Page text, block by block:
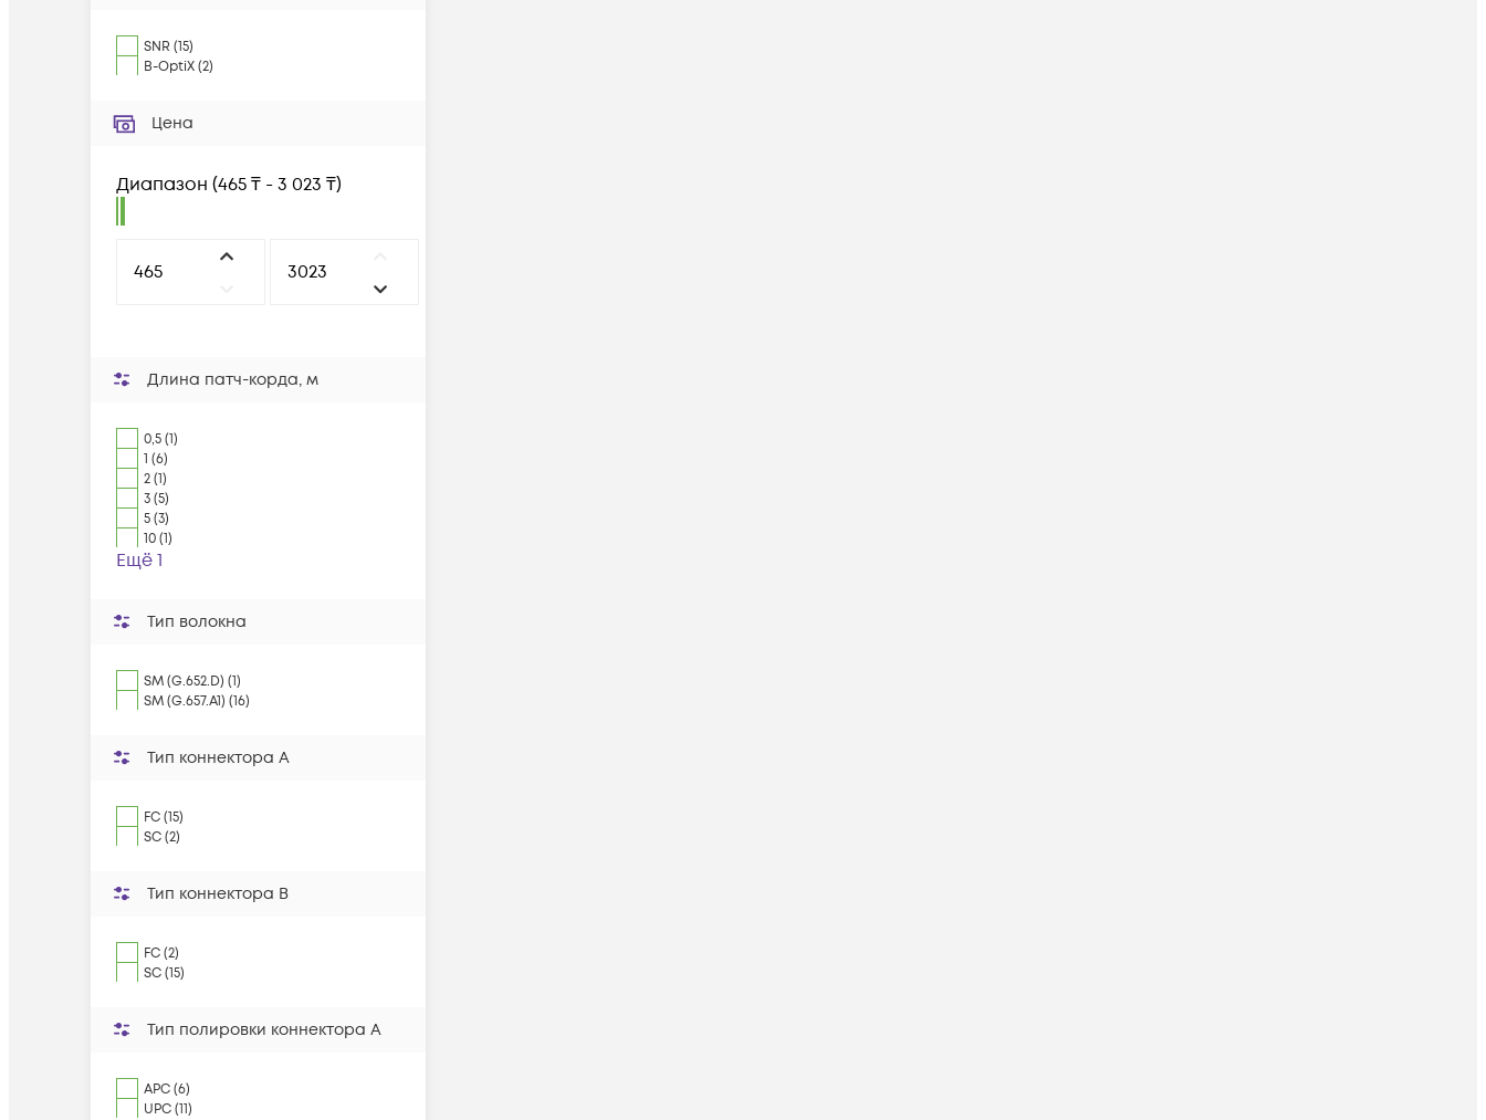
SNR (15)
B-OptiX(2)
Цена
Диапазон (465 ₸ - 3 023 ₸)
Длина патч-корда, м
0,5 (1)
1 (6)
2 (1)
3 (5)
5 (3)
10 (1)
Ещё 1
Тип волокна
SM (G.652.D) (1)
SM (G.657.A1) (16)
Тип коннектора A
FC (15)
SC (2)
Тип коннектора B
FC (2)
SC (15)
Тип полировки коннектора A
APC (6)
UPC (11)